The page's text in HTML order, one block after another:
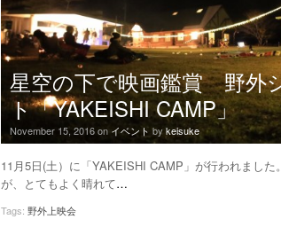
星空の下で映画鑑賞 野外
ト「YAKEISHI CAMP」
November 15, 2016on イベント bykeisuke
11月5日(土）に「YAKEISHI CAMP」が行われまし
が、とてもよく晴れて…
Tags: 野外上映会